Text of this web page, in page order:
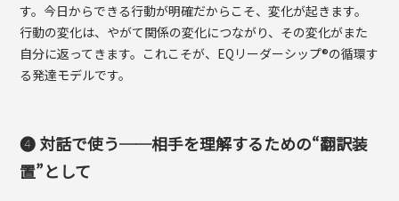
す。今日からできる行動が明確だからこそ、変化が起きます。
行動の変化は、やがて関係の変化につながり、その変化がまた
自分に返ってきます。これこそが、EQリーダーシップ®の循環す
る発達モデルです。
❹ 対話で使う──相手を理解するための“翻訳装
置”として